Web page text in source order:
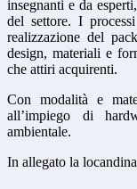
insegnanti e da
del settore. I
realizzazione del
design, materiali e
che attiri acquirenti.
Con modalità e
all’impiego di
ambientale.
In allegato la